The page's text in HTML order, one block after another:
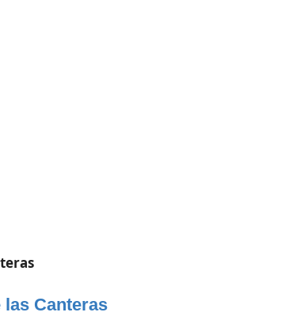
las Canteras